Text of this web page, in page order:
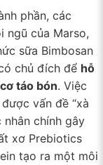
phần, các
ngũ của Marso,
sữa Bimbosan
chủ đích để hỗ
táo bón. Việc
vấn đề “xà
chính gây
xơ Prebiotics
tạo ra một môi